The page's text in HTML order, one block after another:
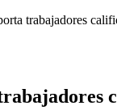
trabajadores